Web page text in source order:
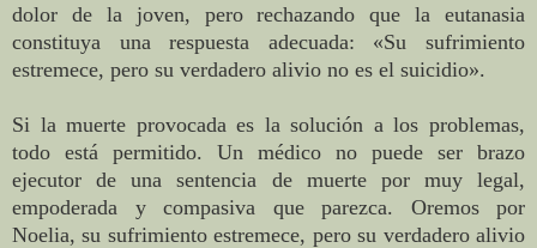
dolor de la joven, pero rechazando que la eutanasia
constituya una respuesta adecuada: «Su sufrimiento
estremece, pero su verdadero alivio no es el suicidio».
Si la muerte provocada es la solución a los problemas,
todo está permitido. Un médico no puede ser brazo
ejecutor de una sentencia de muerte por muy legal,
empoderada y compasiva que parezca. Oremos por
Noelia, su sufrimiento estremece, pero su verdadero alivio